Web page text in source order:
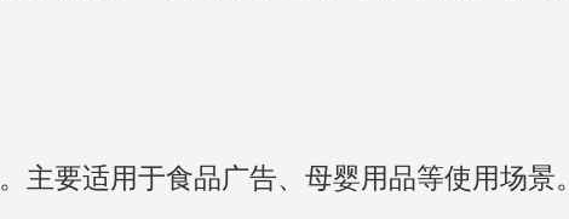
要适用于食品广告、母婴用品等使用场景。